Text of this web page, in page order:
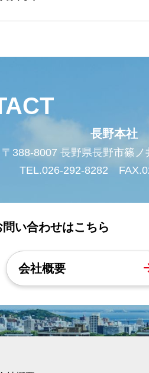
長野本社
〒388-8007 長野県長野市篠
TEL.026-292-8282
い合わせはこちら
会社概要